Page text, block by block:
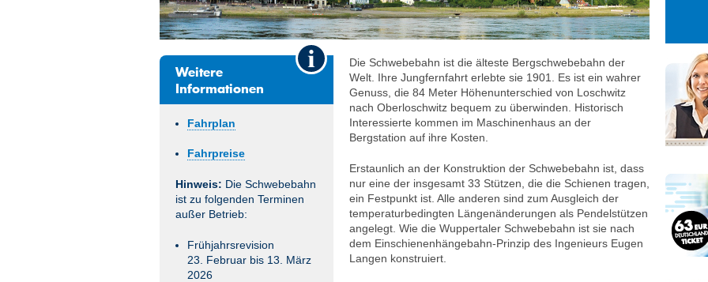
Weitere
Informationen
Fahrplan
Fahrpreise
Hinweis: Die Schwebebahn
ist zu folgenden Terminen
außer Betrieb:
Frühjahrsrevision
23. Februar bis 13. März
2026
Die Schwebebahn ist die älteste Bergschwebebahn der
Welt. Ihre Jungfernfahrt erlebte sie 1901. Es ist ein wahrer
Genuss, die 84 Meter Höhenunterschied von Loschwitz
nach Ober­loschwitz bequem zu überwinden. Historisch
Interessierte kommen im Maschinenhaus an der
Bergstation auf ihre Kosten.
Erstaunlich an der Konstruktion der Schwebebahn ist, dass
nur eine der insgesamt 33 Stützen, die die Schienen tragen,
ein Festpunkt ist. Alle anderen sind zum Ausgleich der
temperaturbedingten Längen­änderungen als Pendelstützen
angelegt. Wie die Wuppertaler Schwebebahn ist sie nach
dem Einschienenhängebahn-Prinzip des Ingenieurs Eugen
Langen konstruiert.
27
3
12
19
25 26
1 2